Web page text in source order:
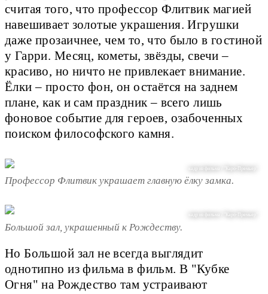
считая того, что профессор Флитвик магией
навешивает золотые украшения. Игрушки
даже прозаичнее, чем то, что было в гостиной
у Гарри. Месяц, кометы, звёзды, свечи –
красиво, но ничто не привлекает внимание.
Ёлки – просто фон, он остаётся на заднем
плане, как и сам праздник – всего лишь
фоновое событие для героев, озабоченных
поиском философского камня.
кадр из фильма / "Каро-Премьер"
Профессор Флитвик украшает главную ёлку замка.
кадр из фильма / "Каро-Премьер"
Большой зал, украшенный к Рождеству.
Но Большой зал не всегда выглядит
однотипно из фильма в фильм. В "Кубке
Огня" на Рождество там устраивают